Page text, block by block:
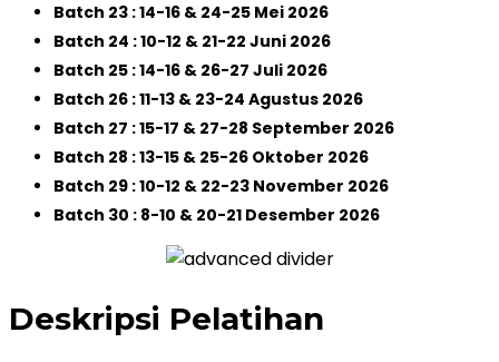
Batch 23 : 14-16 & 24-25 Mei 2026
Batch 24 : 10-12 & 21-22 Juni 2026
Batch 25 : 14-16 & 26-27 Juli 2026
Batch 26 : 11-13 & 23-24 Agustus 2026
Batch 27 : 15-17 & 27-28 September 2026
Batch 28 : 13-15 & 25-26 Oktober 2026
Batch 29 : 10-12 & 22-23 November 2026
Batch 30 : 8-10 & 20-21 Desember 2026
Deskripsi Pelatihan